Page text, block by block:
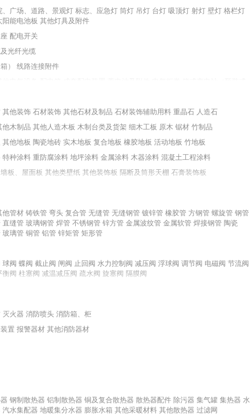
防水油膏、剂、粉、胶类 防水屋面瓦 堵漏止水材料 防水灰浆 油料、树脂
其他保温材料 其他耐火材料
、土等掺合填充料
实剂 减水剂 抗裂防水剂
、广场、道路、景观灯 标志、应急灯 筒灯 吊灯 台灯 吸顶灯 射灯 壁灯 格栏灯
阳能电池板 其他灯具及附件
配电开关
光纤光缆
）
线路连接附件
智能化设备
缘穿墙套管、瓷套管 绝缘布、绝缘带 绝缘板、绝缘箔
其他绝缘材料
防火堵料
其他装饰 石材装饰 其他石材及制品 石材装饰辅助用料 重晶石 人造石
他木制品 其他人造木板 木制台类及货架 细木工板 原木 锯材 竹制品
其他地板 陶瓷地砖 实木地板 复合地板 橡胶地板 活动地板 竹地板
特种涂料 重防腐涂料 地坪涂料 金属涂料 木器涂料 混凝土工程涂料
板、屋面板 其他类壁纸 其他装饰板 隔断及筒形天棚 石膏装饰板
件
材料
钢化玻璃 其他面砖 镀膜玻璃 平板玻璃 陶瓷外墙砖 特种玻璃
杆、栏板 玻璃钢装饰线条、装饰件 地毯挂毯及门毡
他管材 铸铁管 弯头 复合管 无缝管 无缝钢管 镀锌管 橡胶管 方钢管 螺旋管 钢管
直缝管 玻璃钢管 焊管 不锈钢管 锌方管 金属波纹管 金属软管 焊接钢管 陶瓷
玻璃管 铜管 铝管 锌矩管 矩形管
球阀 蝶阀 截止阀 闸阀 止回阀 水力控制阀 减压阀 浮球阀 调节阀 电磁阀 节流阀
衡阀 柱塞阀 减温减压阀 疏水阀 旋塞阀 隔膜阀
轮泵 轴流泵 泵专用配件
计量泵
灭火器 消防喷头 消防箱、柜
置 报警器材 其他消防器材
钢制散热器 铝制散热器 铜及复合散热器 散热器配件 除污器 集气罐 集热器 水
汽水集配器 地暖集分水器 膨胀水箱 其他采暖材料 其他散热器 过滤网